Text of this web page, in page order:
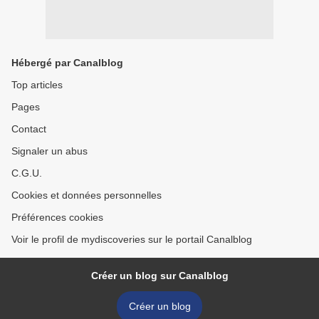
Hébergé par Canalblog
Top articles
Pages
Contact
Signaler un abus
C.G.U.
Cookies et données personnelles
Préférences cookies
Voir le profil de mydiscoveries sur le portail Canalblog
Créer un blog sur Canalblog
Créer un blog